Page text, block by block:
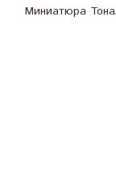
Миниатюра